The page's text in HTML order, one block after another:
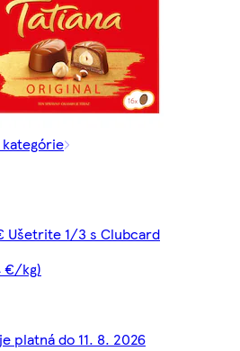
kategórie
Ušetrite 1/3 s Clubcard
€/kg)
platná do 11. 8. 2026